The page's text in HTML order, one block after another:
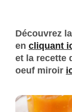
Découvrez
en cliquant
et la recette
oeuf miroir